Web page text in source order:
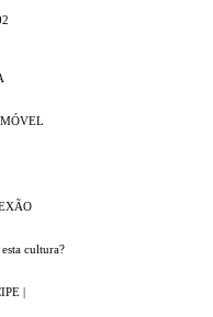
cultura?
|